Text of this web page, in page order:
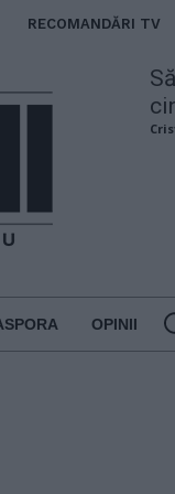
RECOMANDĂRI TV
OPINII